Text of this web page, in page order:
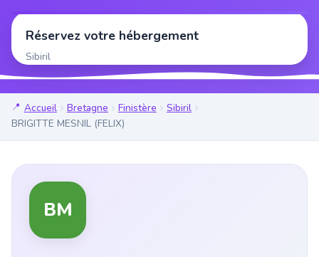
Réservez votre hébergement
Sibiril
Accueil Bretagne Finistère
Sibiril
BRIGITTE MESNIL (FELIX)
BM